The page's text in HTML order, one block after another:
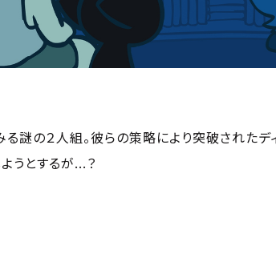
謎の２人組。彼らの策略により突破された
うとするが...？